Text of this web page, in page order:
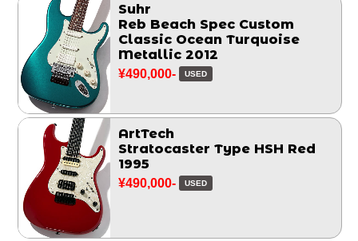
Suhr
Reb Beach Spec Custom
Classic Ocean Turquoise
Metallic 2012
¥490,000- USED
ArtTech
Stratocaster Type HSH Red
1995
¥490,000- USED